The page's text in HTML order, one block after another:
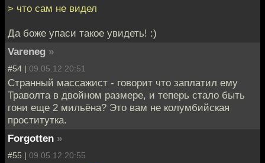
> что сам не видел
Да боже упаси такое увидеть! :)
Vareneg »
#54 | 09.05.12 20:51
Странный массажист - говорит что заплатил ему
Траволта в двойном размере, и теперь стало быть
гони еще 2 мильёна? Это вам не колумбийская
проститутка.
Forgotten »
#55 | 09.05.12 20:55